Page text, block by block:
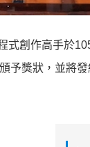
式創作高手於
予獎狀，並將